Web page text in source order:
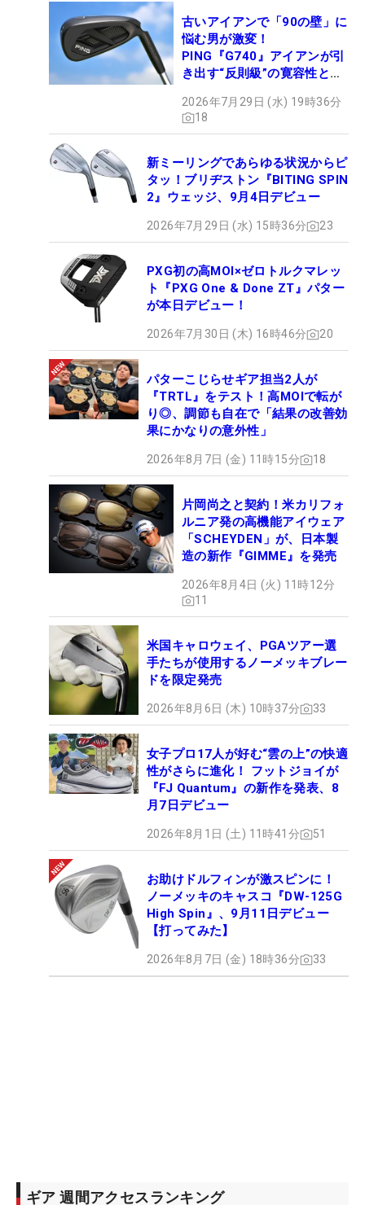
古いアイアンで「90の壁」に
悩む男が激変！
PING『G740』アイアンが引
き出す“反則級”の寛容性と飛
2026年7月29日 (水) 19時36分
18
新ミーリングであらゆる状況からピ
タッ！ブリヂストン『BITING SPIN
2』ウェッジ、9月4日デビュー
2026年7月29日 (水) 15時36分 23
PXG初の高MOI×ゼロトルクマレッ
ト『PXG One & Done ZT』パター
が本日デビュー！
2026年7月30日 (木) 16時46分 20
パターこじらせギア担当2人が
『TRTL』をテスト！高MOIで転が
り◎、調節も自在で「結果の改善効
果にかなりの意外性」
2026年8月7日 (金) 11時15分 18
片岡尚之と契約！米カリフォ
ルニア発の高機能アイウェア
「SCHEYDEN」が、日本製
造の新作『GIMME』を発売
2026年8月4日 (火) 11時12分
11
米国キャロウェイ、PGAツアー選
手たちが使用するノーメッキブレー
ドを限定発売
2026年8月6日 (木) 10時37分 33
女子プロ17人が好む“雲の上”の快適
性がさらに進化！ フットジョイが
『FJ Quantum』の新作を発表、8
月7日デビュー
2026年8月1日 (土) 11時41分 51
お助けドルフィンが激スピンに！
ノーメッキのキャスコ『DW-125G
High Spin』、9月11日デビュー
【打ってみた】
2026年8月7日 (金) 18時36分 33
ギア 週間アクセスランキング